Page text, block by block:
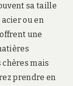
sa taille
ou en
une
mais
prendre en